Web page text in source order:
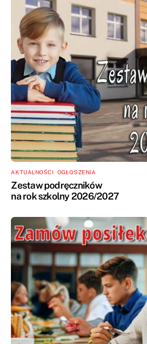
AKTUALNOŚCI OGŁOSZENIA
Zestaw podręczników
na rok szkolny 2026/2027